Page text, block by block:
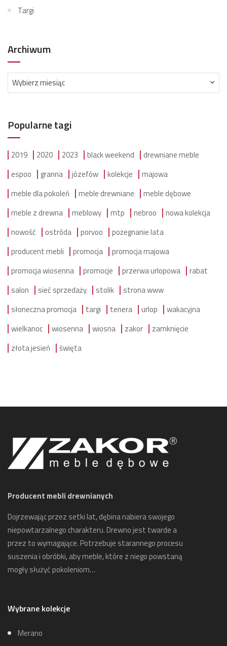
Targi
Archiwum
Archiwum
Wybierz miesiąc
Popularne tagi
2019 2020 2023 black weekend
drewniane meble
espoo
granna józefów kolekcje
majowa
meble dla pokoleń
meble drewniane
meble dębowe
meble z drewna
meblowy mtp nebroo
nowa kolekcja
nowość
ostróda porvoo
pożegnanie lata
producent mebli
promocja
promocja majowa
promocja wiosenna
promocje przerwa urlopowa
rabat
salon
sieć sprzedaży stolik
strona www
słoneczna promocja
targi tenera urlop
wakacyjna
wielkanoc
wiosenna wiosna zakor
zamknięcie
złota jesień
święta
Producent mebli drewnianych
Dojrzewając przez setki lat, dębina nabiera swojego
niepowtarzalnego charakteru. Drewno jest twarde a
przez to wymagające. Potrzebuje starannego procesu
suszenia i obróbki, aby meble, które z niego powstaną
mogły służyć pokoleniom…
Wybrane kolekcje
Merano